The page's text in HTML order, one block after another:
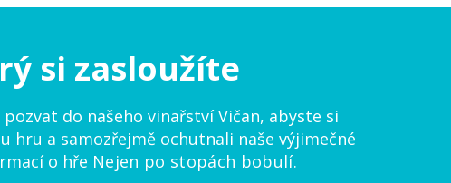
si zasloužíte
pozvat do našeho vinařství Vičan, abyste si
hru a samozřejmě ochutnali naše výjimečné
o hře Nejen po stopách bobulí.